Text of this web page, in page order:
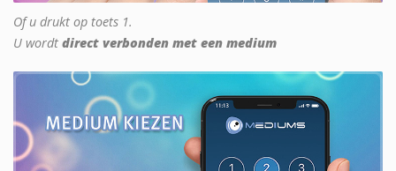
Of u drukt op toets 1.
U wordt direct verbonden met een medium